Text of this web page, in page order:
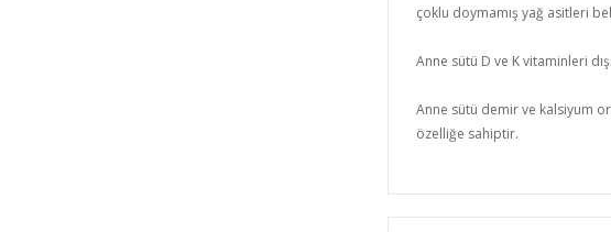
çoklu doymamış yağ asitleri
Anne sütü D ve K vitaminleri
Anne sütü demir ve kalsiyum
özelliğe sahiptir.